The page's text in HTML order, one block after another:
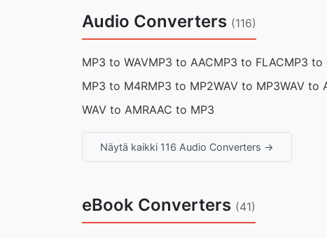
Audio Converters (116)
MP3 to WAVMP3 to AACMP3 to FLACMP3 to
MP3 to M4RMP3 to MP2WAV to MP3WAV to
WAV to AMRAAC to MP3
Näytä kaikki 116 Audio Converters →
eBook Converters (41)